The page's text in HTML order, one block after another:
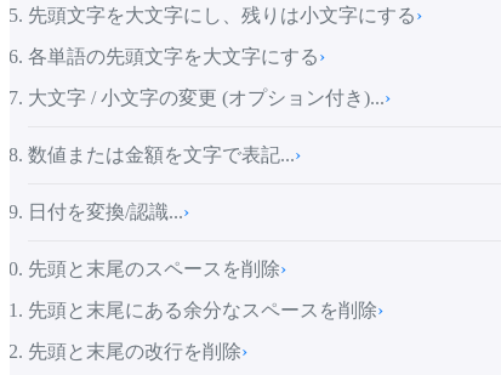
先頭文字を大文字にし、残りは小文字にする›
各単語の先頭文字を大文字にする›
大文字 / 小文字の変更 (オプション付き)...›
数値または金額を文字で表記...›
日付を変換/認識...›
先頭と末尾のスペースを削除›
先頭と末尾にある余分なスペースを削除›
先頭と末尾の改行を削除›